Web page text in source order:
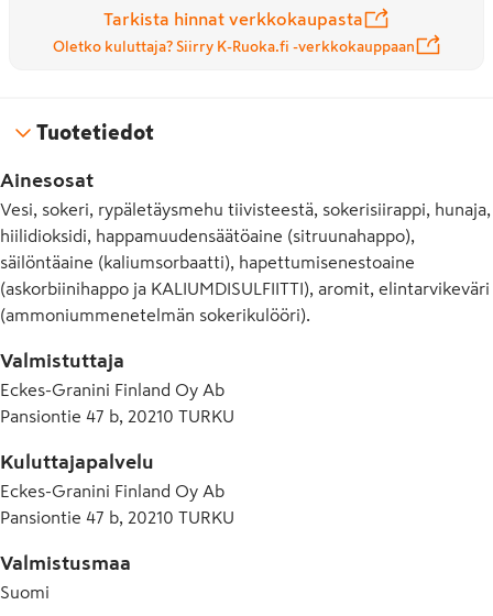
Tarkista hinnat verkkokaupasta
Oletko kuluttaja? Siirry K-Ruoka.fi -verkkokauppaan
Tuotetiedot
Ainesosat
Vesi, sokeri, rypäletäysmehu tiivisteestä, sokerisiirappi, hunaja,
hiilidioksidi, happamuudensäätöaine (sitruunahappo),
säilöntäaine (kaliumsorbaatti), hapettumisenestoaine
(askorbiinihappo ja KALIUMDISULFIITTI), aromit, elintarvikeväri
(ammoniummenetelmän sokerikulööri).
Valmistuttaja
Eckes-Granini Finland Oy Ab
Pansiontie 47 b, 20210 TURKU
Kuluttajapalvelu
Eckes-Granini Finland Oy Ab
Pansiontie 47 b, 20210 TURKU
Valmistusmaa
Suomi